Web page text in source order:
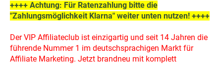
++++ Achtung: Für Ratenzahlung bitte die
"Zahlungsmöglichkeit Klarna" weiter unten nutzen! ++++
Der VIP Affiliateclub ist einzigartig und seit 14 Jahren die
führende Nummer 1 im deutschsprachigen Markt für
Affiliate Marketing. Jetzt brandneu mit komplett